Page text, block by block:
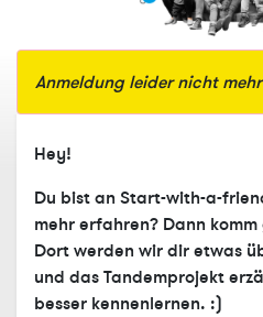
Anmeldung leider nicht
Hey!
Du bist an Start-with-a-
mehr erfahren? Dann
Dort werden wir dir etwas
und das Tandemprojekt
besser kennenlernen. :)